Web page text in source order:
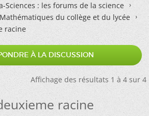
Sciences : les forums de la science
Mathématiques du collège et du lycée
racine
À LA DISCUSSION
Affichage des résultats 1 à 4 sur 4
racine